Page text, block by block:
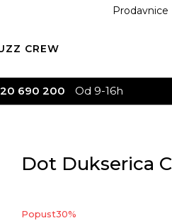
Prodavnice
CREW
20 690 200 Od 9-16h
Dot Dukserica
Popust30%